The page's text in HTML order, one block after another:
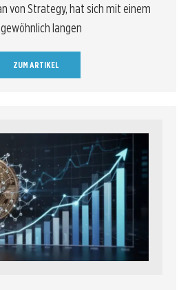
von Strategy, hat sich mit einem
langen
ZUM ARTIKEL